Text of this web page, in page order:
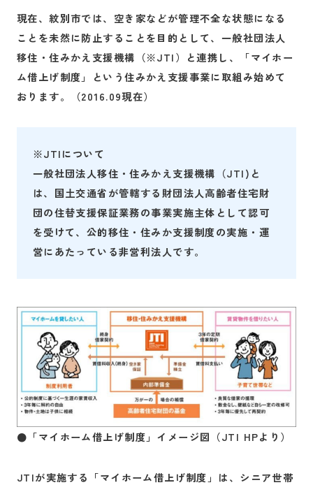
現在、紋別市では、空き家などが管理不全な状態になる
ことを未然に防止することを目的として、一般社団法人
移住・住みかえ支援機構（※JTI）と連携し、「マイホー
ム借上げ制度」という住みかえ支援事業に取組み始めて
おります。（2016.09現在）
※JTIについて
一般社団法人移住・住みかえ支援機構（JTI)と
は、国土交通省が管轄する財団法人高齢者住宅財
団の住替支援保証業務の事業実施主体として認可
を受けて、公的移住・住みか支援制度の実施・運
営にあたっている非営利法人です。
●「マイホーム借上げ制度」イメージ図（JTI HPより）
JTIが実施する「マイホーム借上げ制度」は、シニア世帯